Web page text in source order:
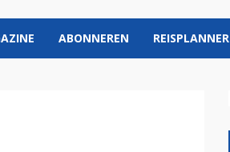
ABONNEREN REISPLANNER